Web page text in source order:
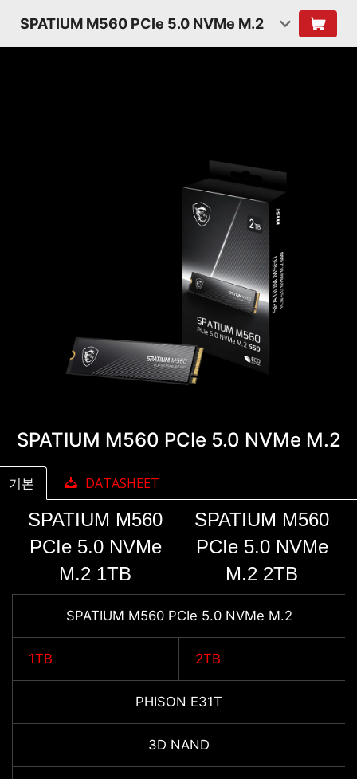
SPATIUM M560 PCIe 5.0 NVMe M.2
SPATIUM M560 PCIe 5.0 NVMe M.2
기본 DATASHEET
SPATIUM M560
PCIe 5.0 NVMe
M.2 1TB
SPATIUM M560
PCIe 5.0 NVMe
M.2 2TB
SPATIUM M560 PCIe 5.0 NVMe M.2
1TB 2TB
PHISON E31T
3D NAND